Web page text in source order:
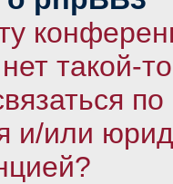
такой-
по
и/или